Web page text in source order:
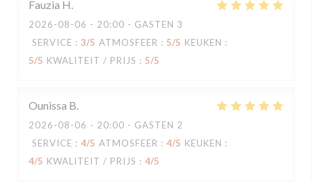
Fauzia H
2026-08-06 - 20:00 - GASTEN 3
SERVICE : 3/5 ATMOSFEER : 5/5 KEUKEN :
5/5 KWALITEIT / PRIJS : 5/5
Ounissa B
2026-08-06 - 20:00 - GASTEN 2
SERVICE : 4/5 ATMOSFEER : 4/5 KEUKEN :
4/5 KWALITEIT / PRIJS : 4/5